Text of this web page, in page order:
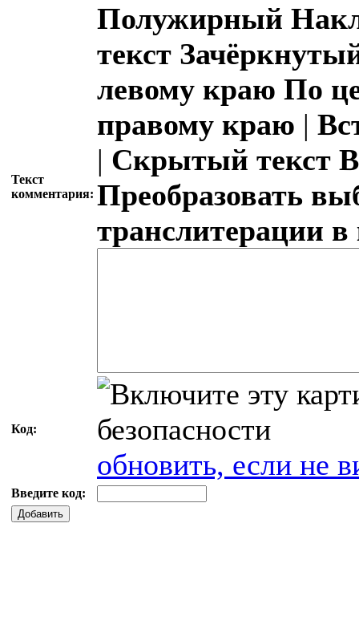
Текст
комментария:
Полужирный
текст
левому краю По
правому краю |
| Скрытый текст
Преобразовать
транслитерации
Код:
обновить, если не
Введите код:
Добавить